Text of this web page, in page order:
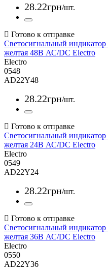
28.22грн/шт.
Светосигнальный
желтая 48В АС/DC Electro
Electro
0548
AD22Y48
28.22грн/шт.
Светосигнальный
желтая 24В АС/DC Electro
Electro
0549
AD22Y24
28.22грн/шт.
Светосигнальный
желтая 36В АС/DC Electro
Electro
0550
AD22Y36